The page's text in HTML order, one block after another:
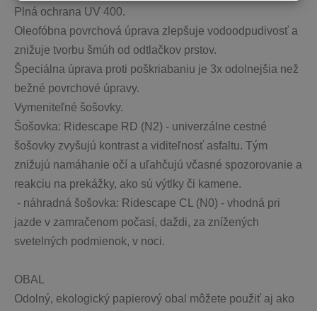
Plná ochrana UV 400.
Oleofóbna povrchová úprava zlepšuje vodoodpudivosť a
znižuje tvorbu šmúh od odtlačkov prstov.
Špeciálna úprava proti poškriabaniu je 3x odolnejšia než
bežné povrchové úpravy.
Vymeniteľné šošovky.
Šošovka: Ridescape RD (N2) - univerzálne cestné
šošovky zvyšujú kontrast a viditeľnosť asfaltu. Tým
znižujú namáhanie očí a uľahčujú včasné spozorovanie a
reakciu na prekážky, ako sú výtlky či kamene.
jazde v zamračenom počasí, daždi, za znížených
svetelných podmienok, v noci.
OBAL
Odolný, ekologický papierový obal môžete použiť aj ako